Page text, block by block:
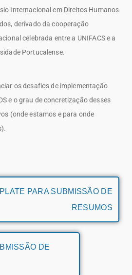
Internacional em Direitos Humanos
derivado da cooperação
celebrada entre a UNIFACS e a
Portucalense.
os desafios de implementação
e o grau de concretização desses
(onde estamos e para onde
PARA SUBMISSÃO DE
RESUMOS
DE